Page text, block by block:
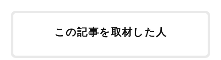
この記事を取材した人